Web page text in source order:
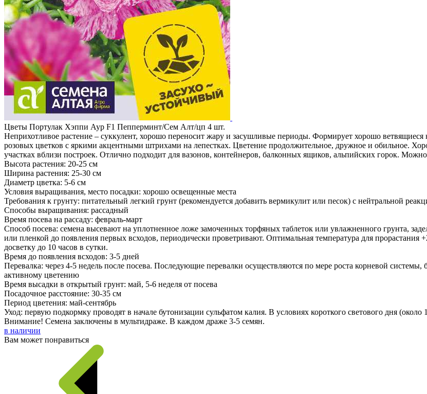
Цветы Портулак Хэппи Аур F1 Пепперминт/Сем Алт/цп 4 шт.
Неприхотливое растение – суккулент, хорошо переносит жару и засушливые периоды. Формирует хорошо
розовых цветков с яркими акцентными штрихами на лепестках. Цветение продолжительное, дружное и обильное.
участках вблизи построек. Отлично подходит для вазонов, контейнеров, балконных ящиков, альпийских горок. Можно
Высота растения: 20-25 см
Ширина растения: 25-30 см
Диаметр цветка: 5-6 см
Условия выращивания, место посадки: хорошо освещенные места
Требования к грунту: питательный легкий грунт (рекомендуется добавить вермикулит или песок) с нейтральной
Способы выращивания: рассадный
Время посева на рассаду: февраль-март
Способ посева: семена высевают на уплотненное ложе замоченных торфяных таблеток или увлажненного грунта,
или пленкой до появления первых всходов, периодически проветривают. Оптимальная температура для
досветку до 10 часов в сутки.
Время до появления всходов: 3-5 дней
Перевалка: через 4-5 недель после посева. Последующие перевалки осуществляются по мере роста корневой
активному цветению
Время высадки в открытый грунт: май, 5-6 неделя от посева
Посадочное расстояние: 30-35 см
Период цветения: май-сентябрь
Уход: первую подкормку проводят в начале бутонизации сульфатом калия. В условиях короткого светового дня (около
Внимание! Семена заключены в мультидраже. В каждом драже 3-5 семян.
в наличии
Вам может понравиться